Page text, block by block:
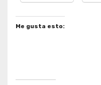
Me gusta esto: